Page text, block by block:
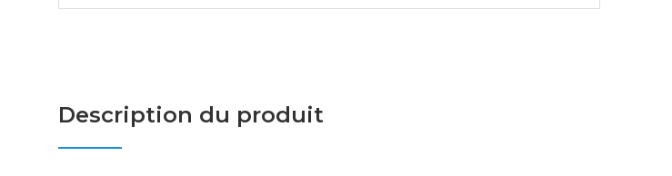
Description du produit